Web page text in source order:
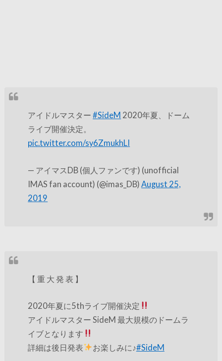
アイドルマスター#SideM 2020年夏、ドーム
ライブ開催決定。
pic.twitter.com/sy6ZmukhLI
— アイマスDB (個人ファンです) (unofficial
IMAS fan account) (@imas_DB) August 25,
2019
【 重 大 発 表 】
2020年夏に5thライブ開催決定
アイドルマスター SideM 最大規模のドームラ
イブとなります
詳細は後日発表
お楽しみに♪#SideM